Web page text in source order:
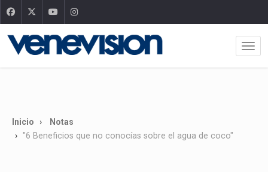
Inicio
Notas
"6 Beneficios que no conocías sobre el agua de coco"